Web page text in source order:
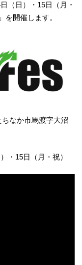
（日）・15日（月・
を開催します。
なか市馬渡字大沼
・15日（月・祝）